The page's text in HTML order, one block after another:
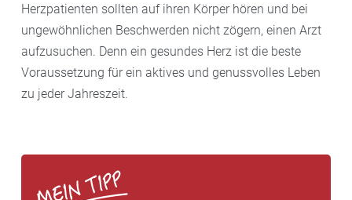
Herzpatienten sollten auf ihren Körper hören und bei
ungewöhnlichen Beschwerden nicht zögern, einen Arzt
aufzusuchen. Denn ein gesundes Herz ist die beste
Voraussetzung für ein aktives und genussvolles Leben
zu jeder Jahreszeit.